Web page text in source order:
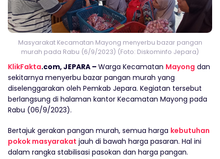
Masyarakat Kecamatan Mayong menyerbu bazar pangan
murah pada Rabu (6/9/2023) (Foto: Diskominfo Jepara)
KlikFakta.com, JEPARA – Warga Kecamatan Mayong dan
sekitarnya menyerbu bazar pangan murah yang
diselenggarakan oleh Pemkab Jepara. Kegiatan tersebut
berlangsung di halaman kantor Kecamatan Mayong pada
Rabu (06/9/2023).
Bertajuk gerakan pangan murah, semua harga kebutuhan
pokok masyarakat jauh di bawah harga pasaran. Hal ini
dalam rangka stabilisasi pasokan dan harga pangan.